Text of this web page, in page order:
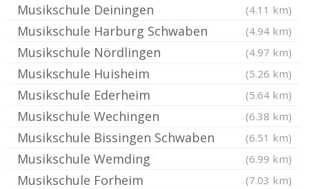
Musikschule Deiningen (4.11 km)
Musikschule Harburg Schwaben (4.94 km)
Musikschule Nördlingen (4.97 km)
Musikschule Huisheim (5.26 km)
Musikschule Ederheim (5.64 km)
Musikschule Wechingen (6.38 km)
Musikschule Bissingen Schwaben (6.51 km)
Musikschule Wemding (6.99 km)
Musikschule Forheim (7.03 km)